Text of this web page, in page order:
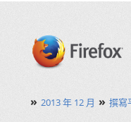
» 2013 年 12 月 » 撰寫